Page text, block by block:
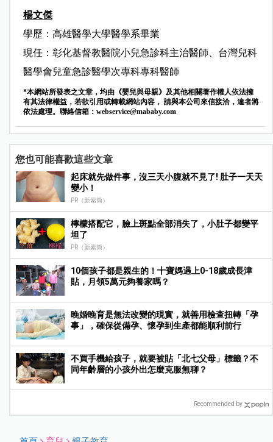
楊文傑
學歷： 高雄醫學大學醫學系畢業
現任： 彰化基督教醫院小兒急診科主治醫師
台灣兒科
醫學會兒童急診醫學次專科專科醫師
*本網站所發表之文章，均由《嬰兒與母親》及其他相關著作權人依法擁
有其法律權益，若欲引用或轉載網站內容， 請與本公司來信接洽，違者將
依法處理。聯絡信箱： webservice@mababy.com
您也可能喜歡這些文章
起床就先做件事，沒三天小腹就不見了! 肚子一天天
變小！
PR（新素簡）
檸檬搭配它，臉上斑點全部消失了，小肚子都變平
坦了
PR（新素簡）
10個孩子都是親生的！十寶媽遇上0-18歲成長津
貼，月領5萬元夠養家嗎？
晚婚晚育是無法改變的現實，就善用檢查扭轉「孕
事」，確保從備孕、懷孕到生產都能順利前行
不買手機給孩子，就要被貼「北七父母」標籤？不
同年齡層的小孩外出怎麼克服無聊？
Recommended by